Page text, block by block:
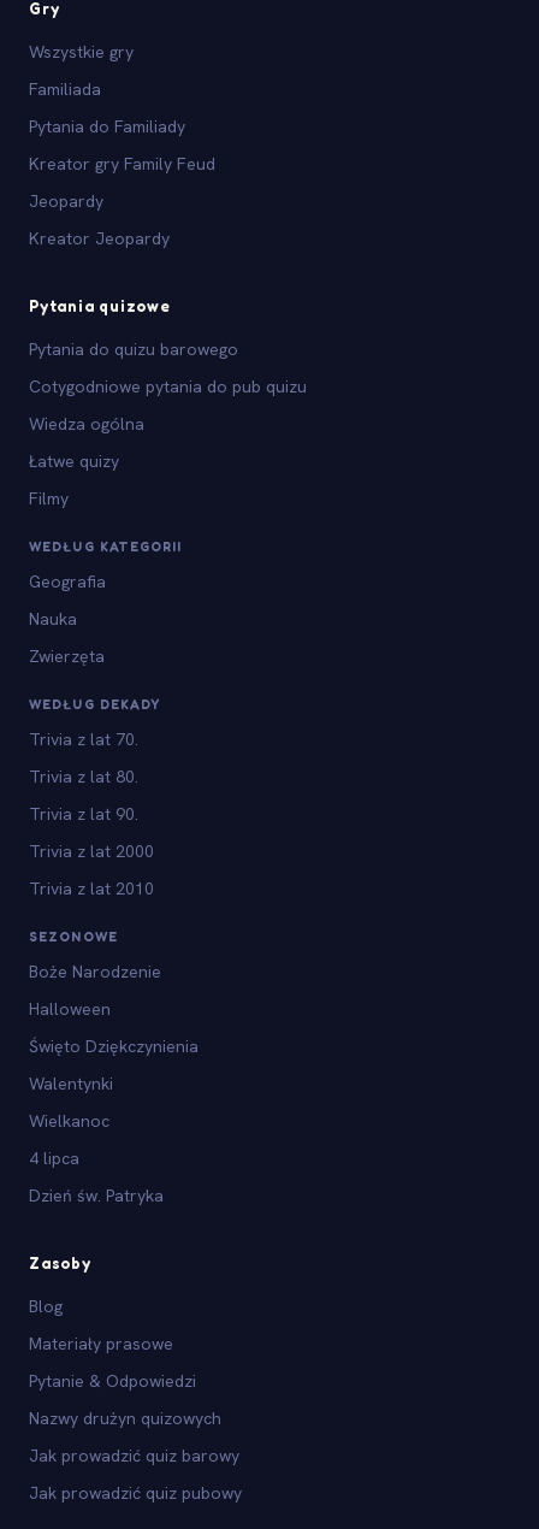
Gry
Wszystkie gry
Familiada
Pytania do Familiady
Kreator gry Family Feud
Jeopardy
Kreator Jeopardy
Pytania quizowe
Pytania do quizu barowego
Cotygodniowe pytania do pub quizu
Wiedza ogólna
Łatwe quizy
Filmy
WEDŁUG KATEGORII
Geografia
Nauka
Zwierzęta
WEDŁUG DEKADY
Trivia z lat 70.
Trivia z lat 80.
Trivia z lat 90.
Trivia z lat 2000
Trivia z lat 2010
SEZONOWE
Boże Narodzenie
Halloween
Święto Dziękczynienia
Walentynki
Wielkanoc
4 lipca
Dzień św. Patryka
Zasoby
Blog
Materiały prasowe
Pytanie & Odpowiedzi
Nazwy drużyn quizowych
Jak prowadzić quiz barowy
Jak prowadzić quiz pubowy